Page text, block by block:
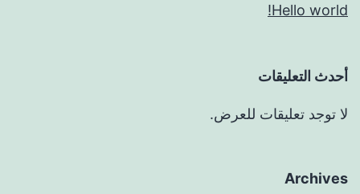
Hello world!
أحدث التعليقات
لا توجد تعليقات للعرض.
Archives